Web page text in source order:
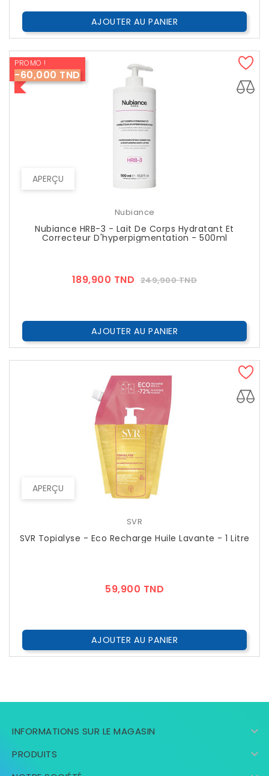
AJOUTER AU PANIER
APERÇU
PROMO !
-60,000 TND
Nubiance
Nubiance HRB-3 - Lait De Corps Hydratant Et
Correcteur D'hyperpigmentation - 500ml
189,900 TND Prix
249,900 TNDPrix
AJOUTER AU PANIER
APERÇU
SVR
SVR Topialyse - Eco Recharge Huile Lavante - 1 Litre
59,900 TND
AJOUTER AU PANIER
INFORMATIONS SUR LE MAGASIN 
PRODUITS 